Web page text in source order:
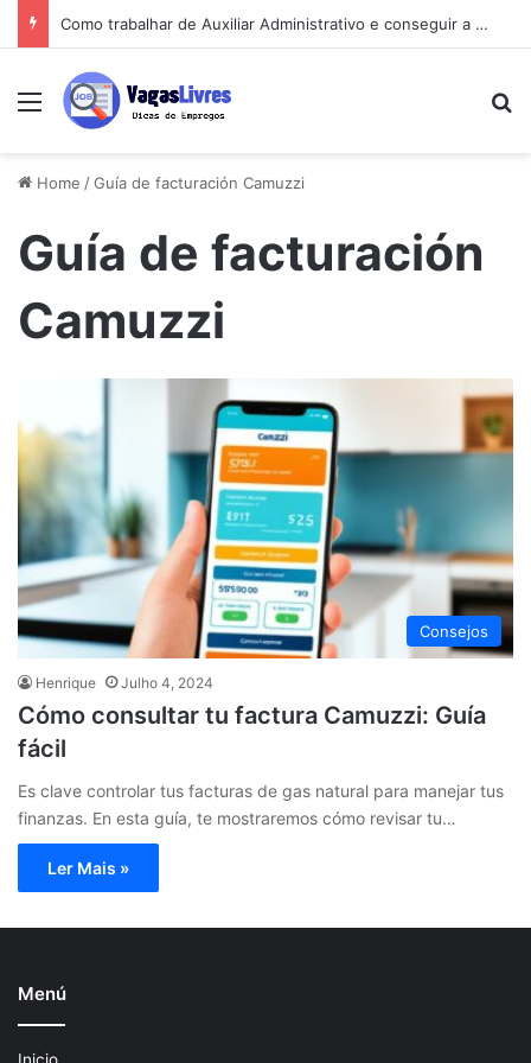
Como trabalhar de Auxiliar Administrativo e conseguir a primeira vaga rápido
Menu
Home /Guía de facturación Camuzzi
Guía de facturación
Camuzzi
Consejos
Henrique Julho 4, 2024
Cómo consultar tu factura Camuzzi: Guía
fácil
Es clave controlar tus facturas de gas natural para manejar tus
finanzas. En esta guía, te mostraremos cómo revisar tu…
Ler Mais »
Menú
Inicio